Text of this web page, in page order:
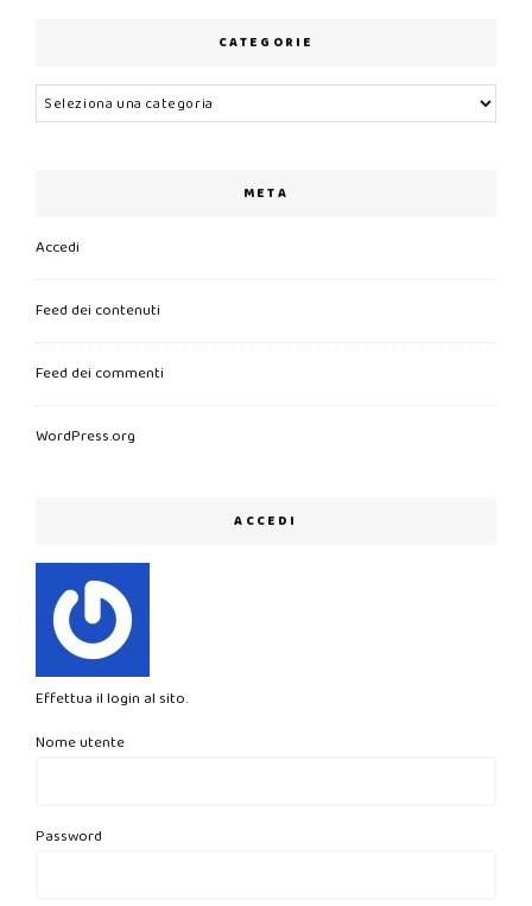
CATEGORIE
Categorie
META
Accedi
Feed dei contenuti
Feed dei commenti
WordPress.org
ACCEDI
Effettua il login al sito.
Nome utente
Password